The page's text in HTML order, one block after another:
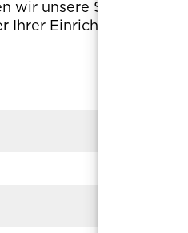
wir unsere
Ihrer Einrichtung durch!
Formular aus